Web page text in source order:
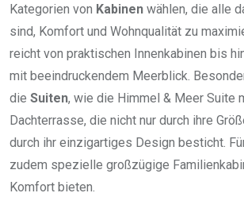
Kategorien von Kabinen wählen, die alle
sind, Komfort und Wohnqualität zu
reicht von praktischen Innenkabinen bis
mit beeindruckendem Meerblick.
die Suiten, wie die Himmel & Meer Suite
Dachterrasse, die nicht nur durch ihre
durch ihr einzigartiges Design besticht.
zudem spezielle großzügige
Komfort bieten.